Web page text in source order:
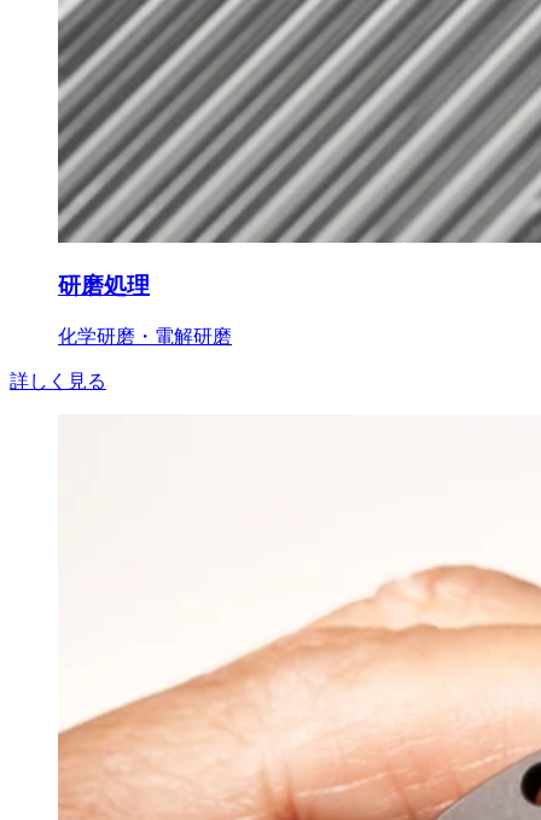
研磨処理
化学研磨・電解研磨
詳しく見る